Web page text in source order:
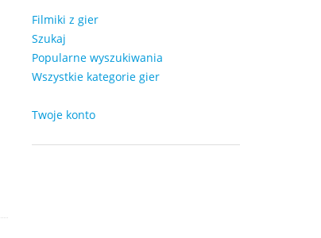
Filmiki z gier
Szukaj
Popularne wyszukiwania
Wszystkie kategorie gier
Twoje konto